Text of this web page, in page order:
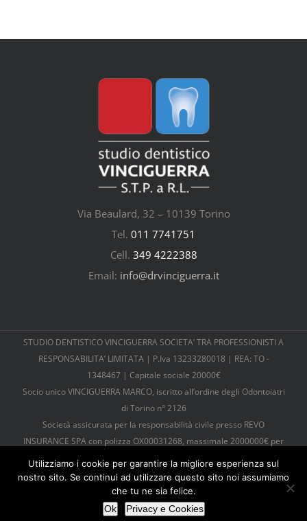
Via Beaulard, 32 – 10139 Torino
Tel. 011 7741751
Cell. 349 4222388
Email: info@drvinciguerra.it
STUDIO DENTISTICO VINCIGUERRA SOCIETA’ TRA PROFESSIONISTI A
RESPONSABILITA’ LIMITATA | P.Iva 13233280018 | REA: TO -
1348467 | Capitale sociale 20000€
Socio unico VINCIGUERRA MARCO, iscritto all’ordine degli Odontoiatri
di Torino n° 2126
Società assicurata per la responsabilità civile presso REVO
INSURANCE SPA con polizza OX00031268, massimale 2000000€ per
sinistro, 6000000€ per anno
Tutti diritti riservati | Cookies e Privacy| © Copyright 2026 |
Powered byTosoLab
Utilizziamo i cookie per garantire la migliore esperienza sul
nostro sito. Se continui ad utilizzare questo sito noi assumiamo
che tu ne sia felice.
Ok
Privacy e Cookies